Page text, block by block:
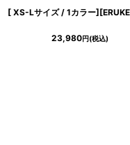
23,980円(税込)